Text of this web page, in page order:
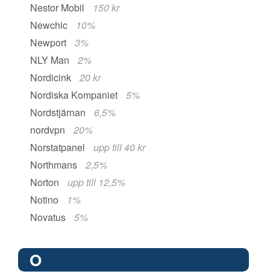
Nestor Mobil
150 kr
Newchic
10%
Newport
3%
NLY Man
2%
Nordicink
20 kr
Nordiska Kompaniet
5%
Nordstjärnan
6,5%
nordvpn
20%
Norstatpanel
upp till 40 kr
Northmans
2,5%
Norton
upp till 12,5%
Notino
1%
Novatus
5%
O